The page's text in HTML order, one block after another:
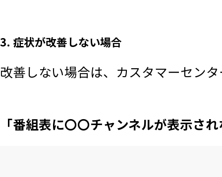
3. 症状が改善しない場合
改善しない場合は、カスタマーセン
「番組表に〇〇チャンネルが表示さ